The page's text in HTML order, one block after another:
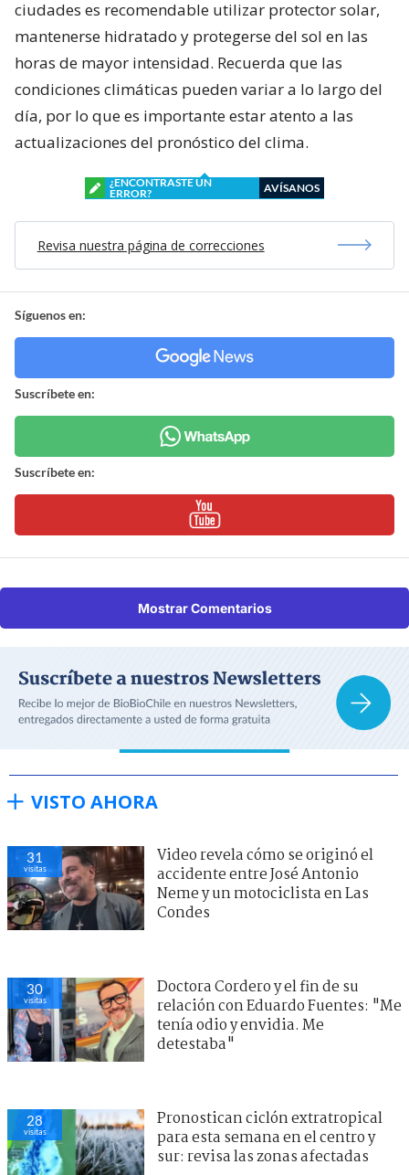
ciudades es recomendable utilizar protector solar,
mantenerse hidratado y protegerse del sol en las
horas de mayor intensidad. Recuerda que las
condiciones climáticas pueden variar a lo largo del
día, por lo que es importante estar atento a las
actualizaciones del pronóstico del clima.
¿ENCONTRASTE UN
ERROR?
AVÍSANOS
Revisa nuestra página de correcciones
Síguenos en:
Suscríbete en:
Suscríbete en:
Mostrar Comentarios
VISTO AHORA
31
visitas
Video revela cómo se originó el
accidente entre José Antonio
Neme y un motociclista en Las
Condes
30
visitas
Doctora Cordero y el fin de su
relación con Eduardo Fuentes: "Me
tenía odio y envidia. Me
detestaba"
28
visitas
Pronostican ciclón extratropical
para esta semana en el centro y
sur: revisa las zonas afectadas